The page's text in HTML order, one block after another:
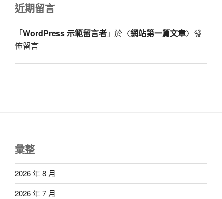
近期留言
「WordPress 示範留言者」於〈網站第一篇文章〉發
佈留言
彙整
2026 年 8 月
2026 年 7 月